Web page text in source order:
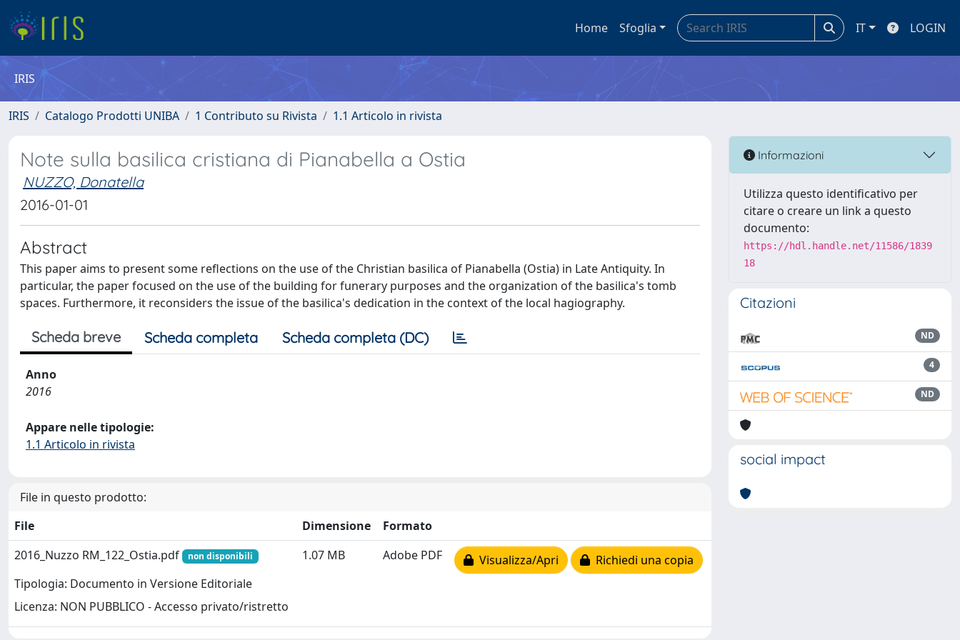
Home Sfoglia IT LOGIN
IRIS
IRIS Catalogo Prodotti UNIBA 1 Contributo su Rivista 1.1 Articolo in rivista
Note sulla basilica cristiana di Pianabella a Ostia
NUZZO, Donatella
2016-01-01
Abstract
This paper aims to present some reflections on the use of the Christian basilica of Pianabella (Ostia) in Late Antiquity. In
particular, the paper focused on the use of the building for funerary purposes and the organization of the basilica's tomb
spaces. Furthermore, it reconsiders the issue of the basilica's dedication in the context of the local hagiography.
Scheda breve Scheda completa Scheda completa (DC)
Anno
2016
Appare nelle tipologie:
1.1 Articolo in rivista
File in questo prodotto:
File
Dimensione
Formato
2016_Nuzzo RM_122_Ostia.pdf
non disponibili
Tipologia: Documento in Versione Editoriale
Licenza: NON PUBBLICO - Accesso privato/ristretto
1.07 MB Adobe PDF Visualizza/Apri Richiedi una copia
Informazioni
Utilizza questo identificativo per
citare o creare un link a questo
documento:
https://hdl.handle.net/11586/1839
18
Citazioni
ND
4
ND
social impact